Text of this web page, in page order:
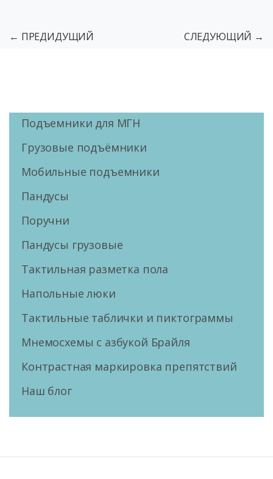
← ПРЕДИДУЩИЙ СЛЕДУЮЩИЙ →
Подъемники для МГН
Грузовые подъёмники
Мобильные подъемники
Пандусы
Поручни
Пандусы грузовые
Тактильная разметка пола
Напольные люки
Тактильные таблички и пиктограммы
Мнемосхемы с азбукой Брайля
Контрастная маркировка препятствий
Наш блог